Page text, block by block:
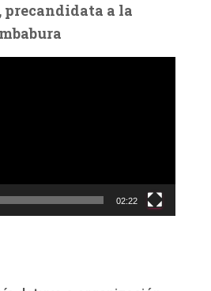
precandidata a la
02:22